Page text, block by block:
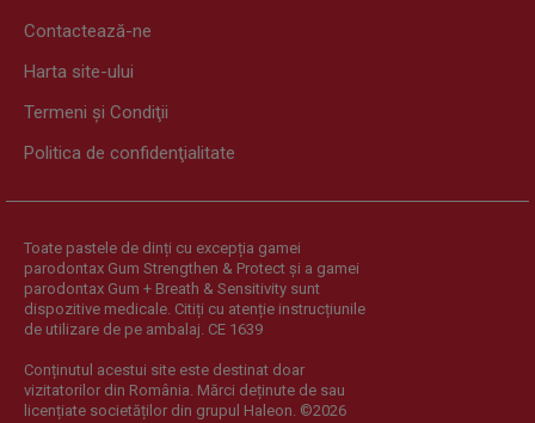
Contactează-ne
Harta site-ului
Termeni şi Condiţii
Politica de confidenţialitate
Toate pastele de dinți cu excepția gamei
parodontax Gum Strengthen & Protect și a gamei
parodontax Gum + Breath & Sensitivity sunt
dispozitive medicale. Citiți cu atenție instrucțiunile
de utilizare de pe ambalaj. CE 1639
Conținutul acestui site este destinat doar
vizitatorilor din România. Mărci deținute de sau
licențiate societăților din grupul Haleon. ©2026